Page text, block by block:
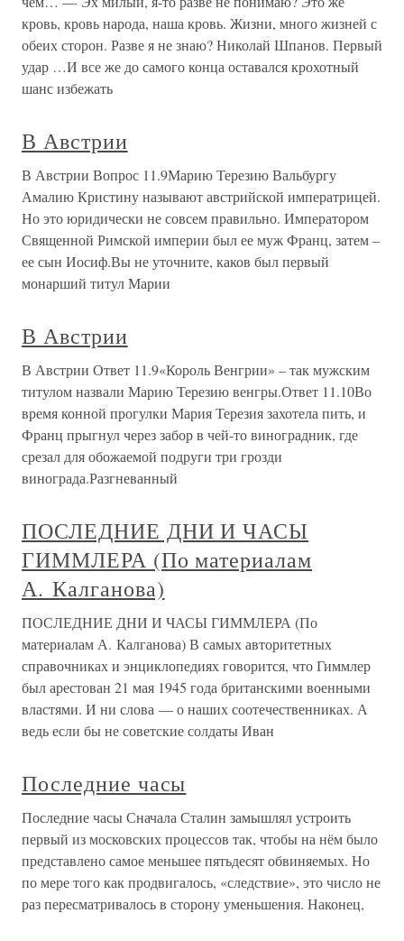
кровь, кровь народа, наша кровь. Жизни, много жизней с
обеих сторон. Разве я не знаю? Николай Шпанов. Первый
удар …И все же до самого конца оставался крохотный
шанс избежать
В Австрии
В Австрии Вопрос 11.9Марию Терезию Вальбургу
Амалию Кристину называют австрийской императрицей.
Но это юридически не совсем правильно. Императором
Священной Римской империи был ее муж Франц, затем –
ее сын Иосиф.Вы не уточните, каков был первый
монарший титул Марии
В Австрии
В Австрии Ответ 11.9«Король Венгрии» – так мужским
титулом назвали Марию Терезию венгры.Ответ 11.10Во
время конной прогулки Мария Терезия захотела пить, и
Франц прыгнул через забор в чей-то виноградник, где
срезал для обожаемой подруги три грозди
винограда.Разгневанный
ПОСЛЕДНИЕ ДНИ И ЧАСЫ
ГИММЛЕРА (По материалам
А. Калганова)
ПОСЛЕДНИЕ ДНИ И ЧАСЫ ГИММЛЕРА (По
материалам А. Калганова) В самых авторитетных
справочниках и энциклопедиях говорится, что Гиммлер
был арестован 21 мая 1945 года британскими военными
властями. И ни слова — о наших соотечественниках. А
ведь если бы не советские солдаты Иван
Последние часы
Последние часы Сначала Сталин замышлял устроить
первый из московских процессов так, чтобы на нём было
представлено самое меньшее пятьдесят обвиняемых. Но
по мере того как продвигалось, «следствие», это число не
раз пересматривалось в сторону уменьшения. Наконец,